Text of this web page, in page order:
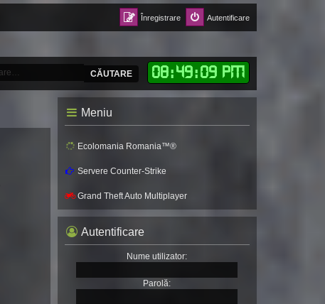
Autentificare
Înregistrare
08:49:12 PM
CĂUTARE
Meniu
Ecolomania Romania™®
Servere Counter-Strike
Grand Theft Auto Multiplayer
Autentificare
Nume utilizator:
Parolă: